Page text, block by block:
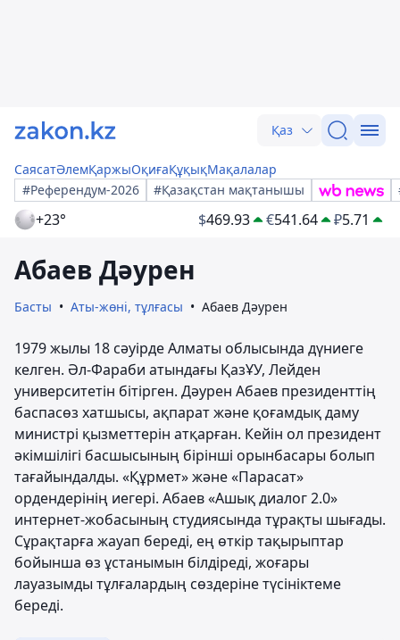
Қаз
СаясатӘлемҚаржыОқиғаҚұқықМақалалар
#Референдум-2026
#Қазақстан мақтанышы
+23° $469.93 €541.64 ₽5.71
Абаев Дәурен
Басты Аты-жөні, тұлғасы Абаев Дәурен
1979 жылы 18 сәуірде Алматы облысында дүниеге
келген. Әл-Фараби атындағы ҚазҰУ, Лейден
университетін бітірген. Дәурен Абаев президенттің
баспасөз хатшысы, ақпарат және қоғамдық даму
министрі қызметтерін атқарған. Кейін ол президент
әкімшілігі басшысының бірінші орынбасары болып
тағайындалды. «Құрмет» және «Парасат»
ордендерінің иегері. Абаев «Ашық диалог 2.0»
интернет-жобасының студиясында тұрақты шығады.
Сұрақтарға жауап береді, ең өткір тақырыптар
бойынша өз ұстанымын білдіреді, жоғары
лауазымды тұлғалардың сөздеріне түсініктеме
береді.